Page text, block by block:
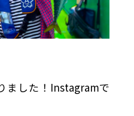
ました！Instagramで